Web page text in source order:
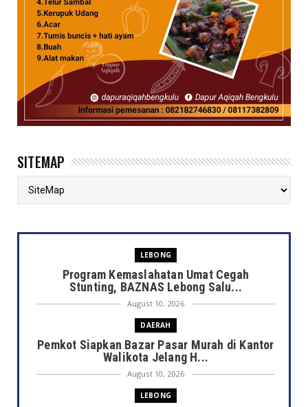
SITEMAP
LEBONG
Program Kemaslahatan Umat Cegah
Stunting, BAZNAS Lebong Salu...
August 10, 2026
DAERAH
Pemkot Siapkan Bazar Pasar Murah di Kantor
Walikota Jelang H...
August 10, 2026
LEBONG